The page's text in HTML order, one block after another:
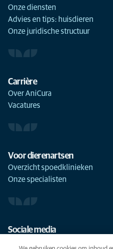
Onze diensten
Advies en tips: huisdieren
Onze juridische structuur
Carrière
Over AniCura
Vacatures
Voor dierenartsen
Overzicht spoedklinieken
Onze specialisten
Sociale media